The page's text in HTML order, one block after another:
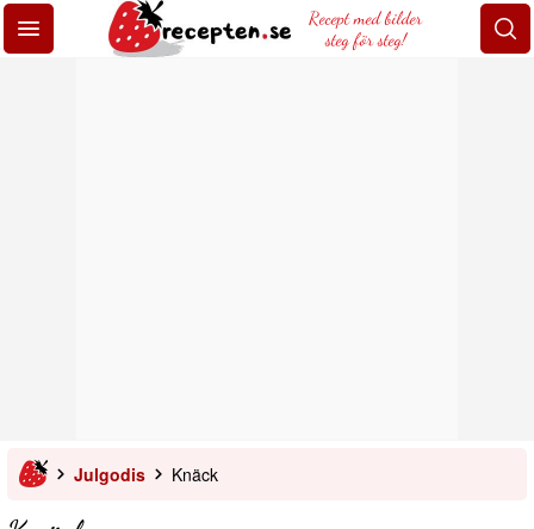
Recept med bilder
steg för steg!
Julgodis Knäck